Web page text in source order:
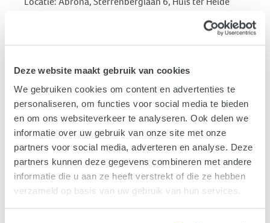
Deze website maakt gebruik van cookies
We gebruiken cookies om content en advertenties te
personaliseren, om functies voor social media te bieden
en om ons websiteverkeer te analyseren. Ook delen we
informatie over uw gebruik van onze site met onze
partners voor social media, adverteren en analyse. Deze
partners kunnen deze gegevens combineren met andere
informatie die u aan ze heeft verstrekt of die ze hebben
verzameld op basis van uw gebruik van hun services.
We willen iedereen een kans geven om mee te praten.
Wij nemen contact met jou op om jouw aanmelding te
bevestigen.
Bron:VGN
Publicatiedatum: 02 september 2019
Vond je dit interessant?
Ontvang de nieuwste ontwikkelingen eenvoudig via